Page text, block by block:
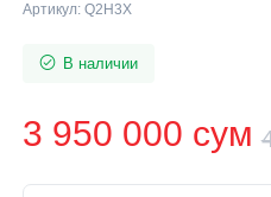
Артикул: Q2H3X
В наличии
3 950 000 сум